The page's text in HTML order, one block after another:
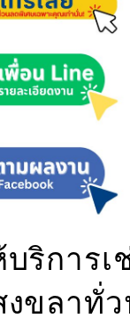
ริการเ
ขลาทั่ว